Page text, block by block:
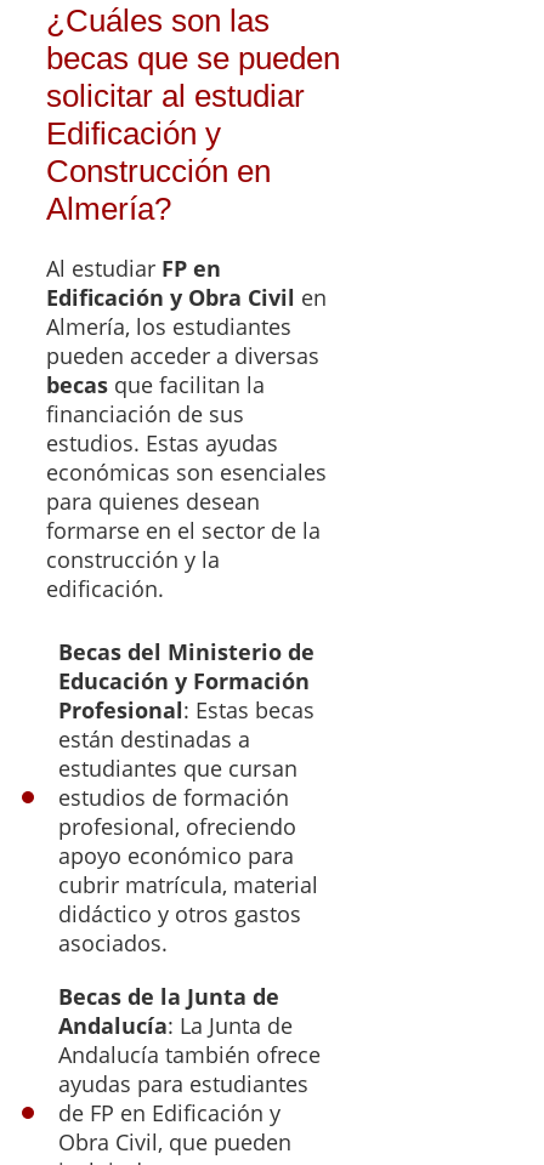
¿Cuáles son las
becas que se pueden
solicitar al estudiar
Edificación y
Construcción en
Almería?
Al estudiar FP en
Edificación y Obra Civil en
Almería, los estudiantes
pueden acceder a diversas
becas que facilitan la
financiación de sus
estudios. Estas ayudas
económicas son esenciales
para quienes desean
formarse en el sector de la
construcción y la
edificación.
Becas del Ministerio de
Educación y Formación
Profesional: Estas becas
están destinadas a
estudiantes que cursan
estudios de formación
profesional, ofreciendo
apoyo económico para
cubrir matrícula, material
didáctico y otros gastos
asociados.
Becas de la Junta de
Andalucía: La Junta de
Andalucía también ofrece
ayudas para estudiantes
de FP en Edificación y
Obra Civil, que pueden